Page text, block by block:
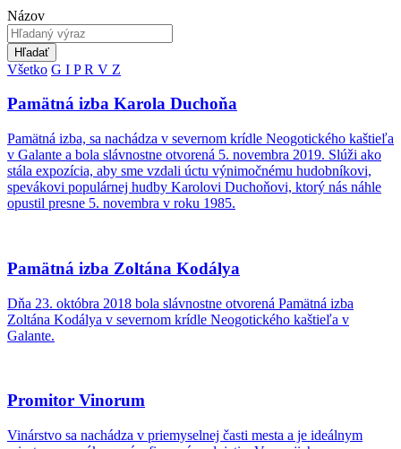
Názov
Hľadať
Všetko G I PR V Z
Pamätná izba Karola Duchoňa
Pamätná izba, sa nachádza v severnom krídle Neogotického kaštieľa
v Galante a bola slávnostne otvorená 5. novembra 2019. Slúži ako
stála expozícia, aby sme vzdali úctu výnimočnému hudobníkovi,
spevákovi populárnej hudby Karolovi Duchoňovi, ktorý nás náhle
opustil presne 5. novembra v roku 1985.
Pamätná izba Zoltána Kodálya
Dňa 23. októbra 2018 bola slávnostne otvorená Pamätná izba
Zoltána Kodálya v severnom krídle Neogotického kaštieľa v
Galante.
Promitor Vinorum
Vinárstvo sa nachádza v priemyselnej časti mesta a je ideálnym